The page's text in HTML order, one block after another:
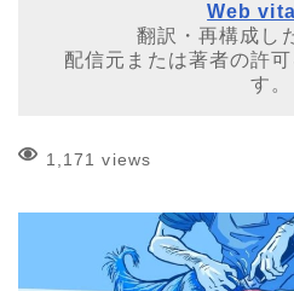
Web
翻訳・再構成し
配信元または著者の許
す。
1,171 views